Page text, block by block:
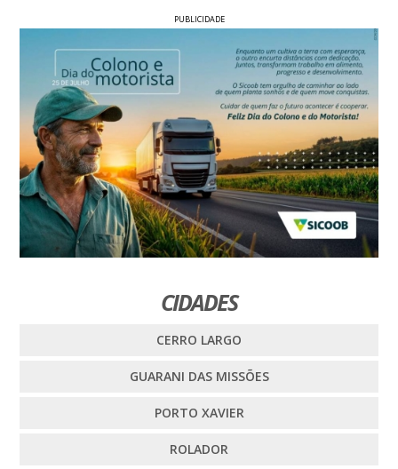
PUBLICIDADE
CIDADES
CERRO LARGO
GUARANI DAS MISSÕES
PORTO XAVIER
ROLADOR